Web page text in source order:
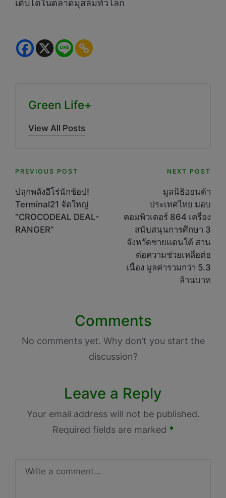
เติบโตในตลาดมุสลิมทั่วโลก
Green Life+
View All Posts
Post
navigation
PREVIOUS POST
ปลุกพลังฮีโร่นักช้อป!
Terminal21 จัดใหญ่
“CROCODEAL DEAL-
RANGER”
NEXT POST
มูลนิธิฮอนด้า
ประเทศไทย มอบ
คอมพิวเตอร์ 864 เครื่อง
สนับสนุนการศึกษา 3
จังหวัดชายแดนใต้ สาน
ต่อความช่วยเหลือต่อ
เนื่อง มูลค่ารวมกว่า 5.3
ล้านบาท
Comments
No comments yet. Why don’t you start the
discussion?
Leave a Reply
Your email address will not be published.
Required fields are marked *